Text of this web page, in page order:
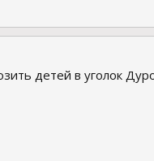
детей в уголок